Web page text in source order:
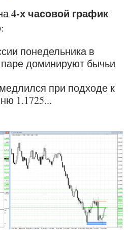
4-х часовой график
понедельника в
доминируют бычьи
при подходе к
1.1725...